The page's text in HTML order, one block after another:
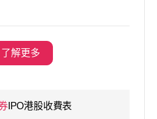
了解更多
IPO港股收費表